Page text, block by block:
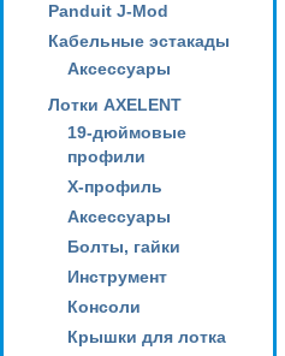
Panduit J-Mod
Кабельные эстакады
Аксессуары
Лотки AXELENT
19-дюймовые
профили
X-профиль
Аксессуары
Болты, гайки
Инструмент
Консоли
Крышки для лотка